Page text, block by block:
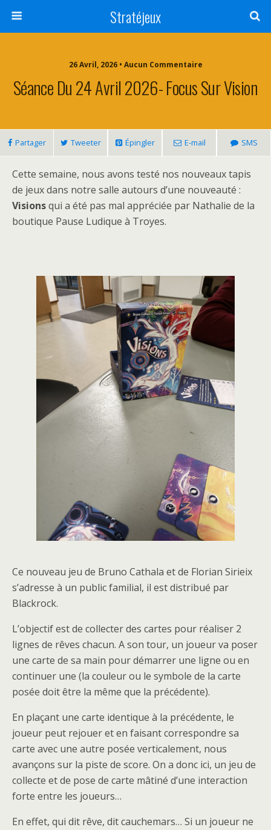
Stratéjeux
26 Avril, 2026 • Aucun Commentaire
Séance Du 24 Avril 2026- Focus Sur Vision
Partager Tweeter Épingler E-mail SMS
Cette semaine, nous avons testé nos nouveaux tapis
de jeux dans notre salle autours d’une nouveauté :
Visionsqui a été pas mal appréciée par Nathalie de la
boutique Pause Ludique à Troyes.
Ce nouveau jeu de Bruno Cathala et de Florian Sirieix
s’adresse à un public familial, il est distribué par
Blackrock.
L’objectif est de collecter des cartes pour réaliser 2
lignes de rêves chacun. A son tour, un joueur va poser
une carte de sa main pour démarrer une ligne ou en
continuer une (la couleur ou le symbole de la carte
posée doit être la même que la précédente).
En plaçant une carte identique à la précédente, le
joueur peut rejouer et en faisant correspondre sa
carte avec une autre posée verticalement, nous
avançons sur la piste de score. On a donc ici, un jeu de
collecte et de pose de carte mâtiné d’une interaction
forte entre les joueurs…
En effet, qui dit rêve, dit cauchemars… Si un joueur ne